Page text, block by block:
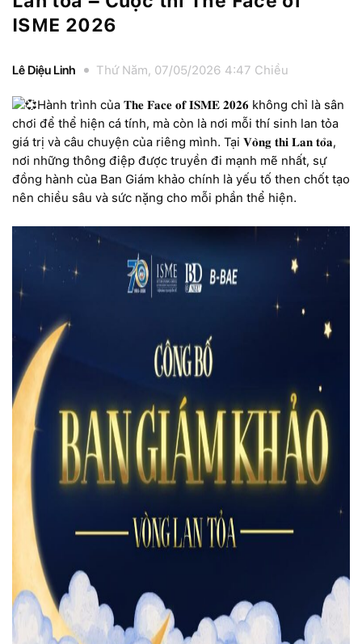
ISME 2026
Lê Diệu Linh Thứ Năm, 07/05/2026 4:47 Chiều
Hành trình của 𝐓𝐡𝐞 𝐅𝐚𝐜𝐞 𝐨𝐟 𝐈𝐒𝐌𝐄 𝟐𝟎𝟐𝟔 không chỉ là sân
chơi để thể hiện cá tính, mà còn là nơi mỗi thí sinh lan tỏa
giá trị và câu chuyện của riêng mình. Tại 𝐕𝐨̀𝐧𝐠 𝐭𝐡𝐢 𝐋𝐚𝐧 𝐭𝐨̉𝐚,
nơi những thông điệp được truyền đi mạnh mẽ nhất, sự
đồng hành của Ban Giám khảo chính là yếu tố then chốt tạo
nên chiều sâu và sức nặng cho mỗi phần thể hiện.